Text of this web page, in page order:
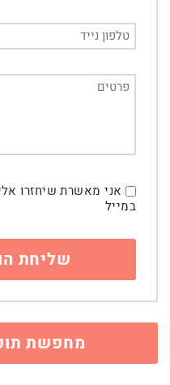
אני מאשרת שיחזרו
במייל
מחפשת